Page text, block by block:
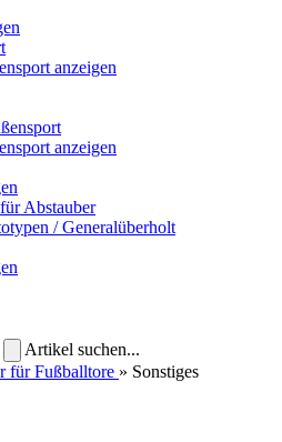
anzeigen
anzeigen
Abstauber
/ Generalüberholt
Artikel suchen...
für Fußballtore » Sonstiges